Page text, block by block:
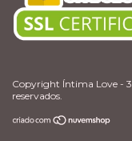
Copyright Íntima Love -
reservados.